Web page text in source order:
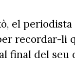
el
recordar-li
final del